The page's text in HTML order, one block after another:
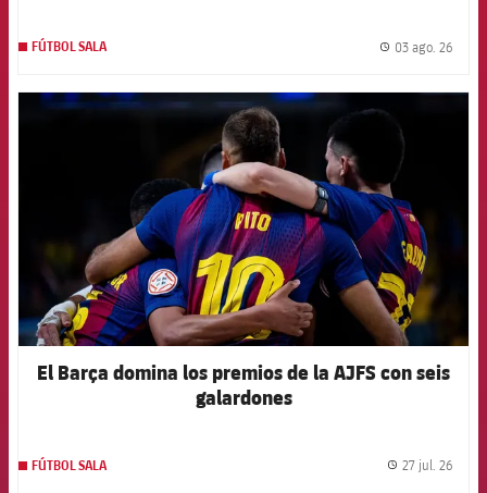
FÚTBOL SALA 03 ago. 26
FCB Barcelona badge
El Barça domina los premios de la AJFS con seis
galardones
FÚTBOL SALA 27 jul. 26